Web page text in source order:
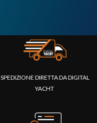
SPEDIZIONE DIRETTA DA DIGITAL
YACHT